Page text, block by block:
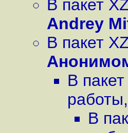
В пакет
Andrey
В пакет
В
работы,
В